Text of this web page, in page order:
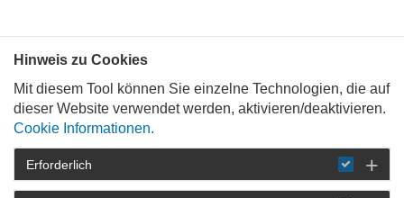
STARTSEITE DETAIL
Hinweis zu Cookies
Mit diesem Tool können Sie einzelne Technologien, die auf
dieser Website verwendet werden, aktivieren/deaktivieren.
Cookie Informationen.
Erforderlich